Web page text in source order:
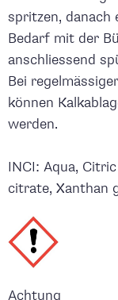
spritzen, danach
Bedarf mit der
anschliessend
Bei
können
werden.
INCI: Aqua,
citrate, Xanthan
Achtung